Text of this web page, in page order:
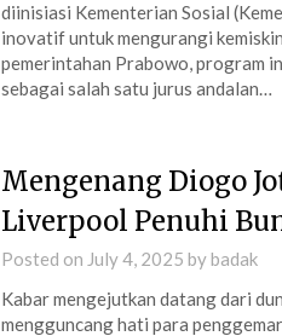
diinisiasi Kementerian Sosial
inovatif untuk mengurangi
pemerintahan Prabowo, program
sebagai salah satu jurus andalan…
Mengenang Diogo
Liverpool Penuhi
Posted on July 4, 2025 bybadak
Kabar mengejutkan datang dari
mengguncang hati para